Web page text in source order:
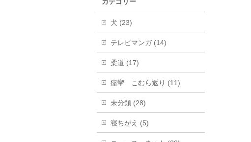
カテゴリー
犬 (23)
テレビマンガ (14)
柔道 (17)
痙攣 こむら返り (11)
未分類 (28)
寝ちがえ (5)